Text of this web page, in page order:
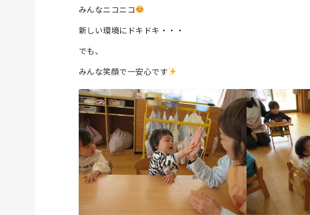
みんなニコニコ
新しい環境にドキドキ・・・
でも、
みんな笑顔で一安心です